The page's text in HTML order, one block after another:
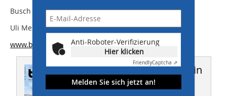
Busch Vakuumpumpen und Systeme
Uli Merkle
www.buschvacuum.com
Dieser Artikel erschien in
THIS 09/2016
Anti-Roboter-Verifizierung
Hier klicken
FriendlyCaptcha ⇗
Melden Sie sich jetzt an!